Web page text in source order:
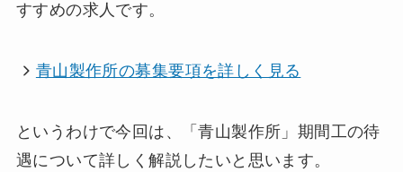
すすめの求人です。
青山製作所の募集要項を詳しく見る
というわけで今回は、「青山製作所」期間工の待
遇について詳しく解説したいと思います。